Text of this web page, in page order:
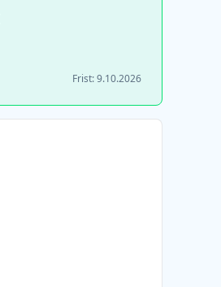
Frist:9.10.2026